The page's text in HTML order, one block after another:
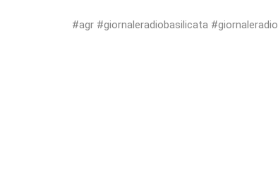
#agr #giornaleradiobasilicata #giornaleradio